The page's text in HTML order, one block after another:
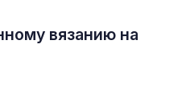
вязанию на